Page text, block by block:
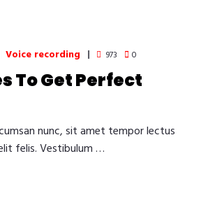
Voice recording 973 0
To Get Perfect
nunc, sit amet tempor lectus
felis. Vestibulum …